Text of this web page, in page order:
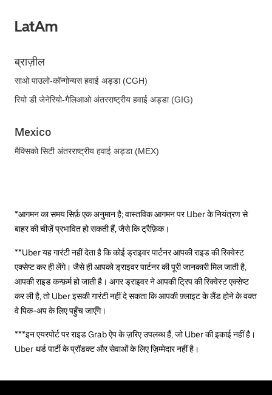
LatAm
ब्राज़ील
साओ पाउलो-कॉन्गोन्यस हवाई अड्डा (CGH)
रियो डी जेनेरियो-गैलिआओ अंतरराष्ट्रीय हवाई अड्डा (GIG)
Mexico
मैक्सिको सिटी अंतरराष्ट्रीय हवाई अड्डा (MEX)
*आगमन का समय सिर्फ़ एक अनुमान है; वास्तविक आगमन पर Uber के नियंत्रण से
बाहर की चीज़ें प्रभावित हो सकती हैं, जैसे कि ट्रैफ़िक।
**Uber यह गारंटी नहीं देता है कि कोई ड्राइवर पार्टनर आपकी राइड की रिक्वेस्ट
एक्सेप्ट कर ही लेंगे। जैसे ही आपको ड्राइवर पार्टनर की पूरी जानकारी मिल जाती है,
आपकी राइड कन्फ़र्म हो जाती है। अगर ड्राइवर ने आपकी ट्रिप की रिक्वेस्ट एक्सेप्ट
कर ली है, तो Uber इसकी गारंटी नहीं दे सकता कि आपकी फ़्लाइट के लैंड होने के वक्त
वे पिक-अप के लिए पहुँच जाएँगे।
***इन एयरपोर्ट पर राइड Grab ऐप के ज़रिए उपलब्ध हैं, जो Uber की इकाई नहीं है।
Uber थर्ड पार्टी के प्रॉडक्ट और सेवाओं के लिए ज़िम्मेदार नहीं है।